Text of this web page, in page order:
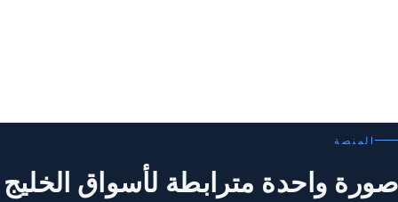
المنصة
صورة واحدة مترابطة لأسواق الخليج